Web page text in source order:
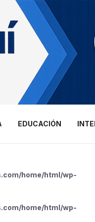
EDUCACIÓN
home/html/wp-
home/html/wp-